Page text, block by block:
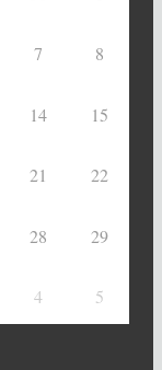
7 8
14 15
21 22
28 29
4 5